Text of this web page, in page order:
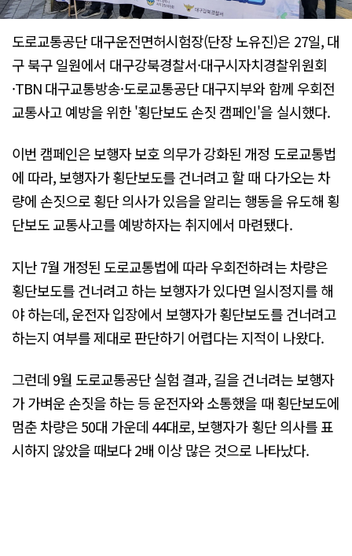
도로교통공단 대구운전면허시험장(단장 노유진)은 27일, 대
구 북구 일원에서 대구강북경찰서·대구시자치경찰위원회
·TBN 대구교통방송·도로교통공단 대구지부와 함께 우회전
교통사고 예방을 위한 '횡단보도 손짓 캠페인'을 실시했다.
이번 캠페인은 보행자 보호 의무가 강화된 개정 도로교통법
에 따라, 보행자가 횡단보도를 건너려고 할 때 다가오는 차
량에 손짓으로 횡단 의사가 있음을 알리는 행동을 유도해 횡
단보도 교통사고를 예방하자는 취지에서 마련됐다.
지난 7월 개정된 도로교통법에 따라 우회전하려는 차량은
횡단보도를 건너려고 하는 보행자가 있다면 일시정지를 해
야 하는데, 운전자 입장에서 보행자가 횡단보도를 건너려고
하는지 여부를 제대로 판단하기 어렵다는 지적이 나왔다.
그런데 9월 도로교통공단 실험 결과, 길을 건너려는 보행자
가 가벼운 손짓을 하는 등 운전자와 소통했을 때 횡단보도에
멈춘 차량은 50대 가운데 44대로, 보행자가 횡단 의사를 표
시하지 않았을 때보다 2배 이상 많은 것으로 나타났다.